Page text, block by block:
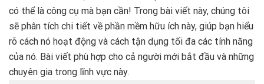
có thể là công cụ mà bạn cần! Trong bài viết này, chúng tôi
sẽ phân tích chi tiết về phần mềm hữu ích này, giúp bạn hiểu
rõ cách nó hoạt động và cách tận dụng tối đa các tính năng
của nó. Bài viết phù hợp cho cả người mới bắt đầu và những
chuyên gia trong lĩnh vực này.